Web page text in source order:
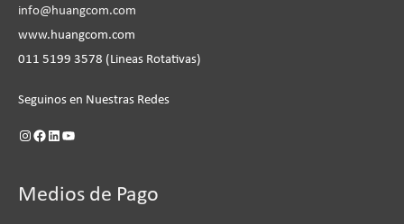
info@huangcom.com
www.huangcom.com
011 5199 3578 (Lineas Rotativas)
Seguinos en Nuestras Redes
Medios de Pago